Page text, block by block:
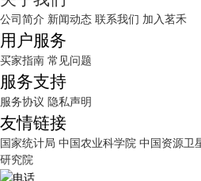
公司简介 新闻动态 联系我们 加入茗禾
用户服务
买家指南 常见问题
服务支持
服务协议 隐私声明
友情链接
国家统计局 中国农业科学院 中国资源卫
研究院